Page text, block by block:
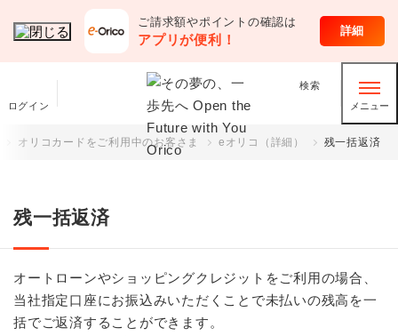
ご請求額やポイントの確認は
アプリが便利！
詳細
ログイン
検索
メニュー
クレジットカード
オリコカードをご利用中のお客さま eオリコ（詳細） 残一括返済
残一括返済
オートローンやショッピングクレジットをご利用の場合、
当社指定口座にお振込みいただくことで未払いの残高を一
括でご返済することができます。